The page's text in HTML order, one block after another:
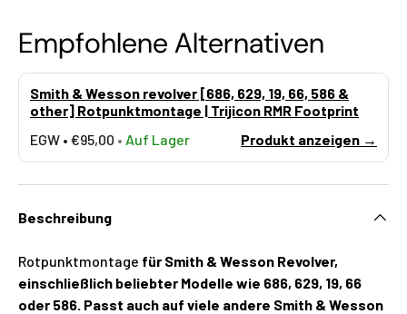
Empfohlene Alternativen
Smith & Wesson revolver [686, 629, 19, 66, 586 &
other] Rotpunktmontage | Trijicon RMR Footprint
EGW • €95,00 • Auf Lager Produkt anzeigen →
Beschreibung
Rotpunktmontage für Smith & Wesson Revolver,
einschließlich beliebter Modelle wie 686, 629, 19, 66
oder 586. Passt auch auf viele andere Smith & Wesson